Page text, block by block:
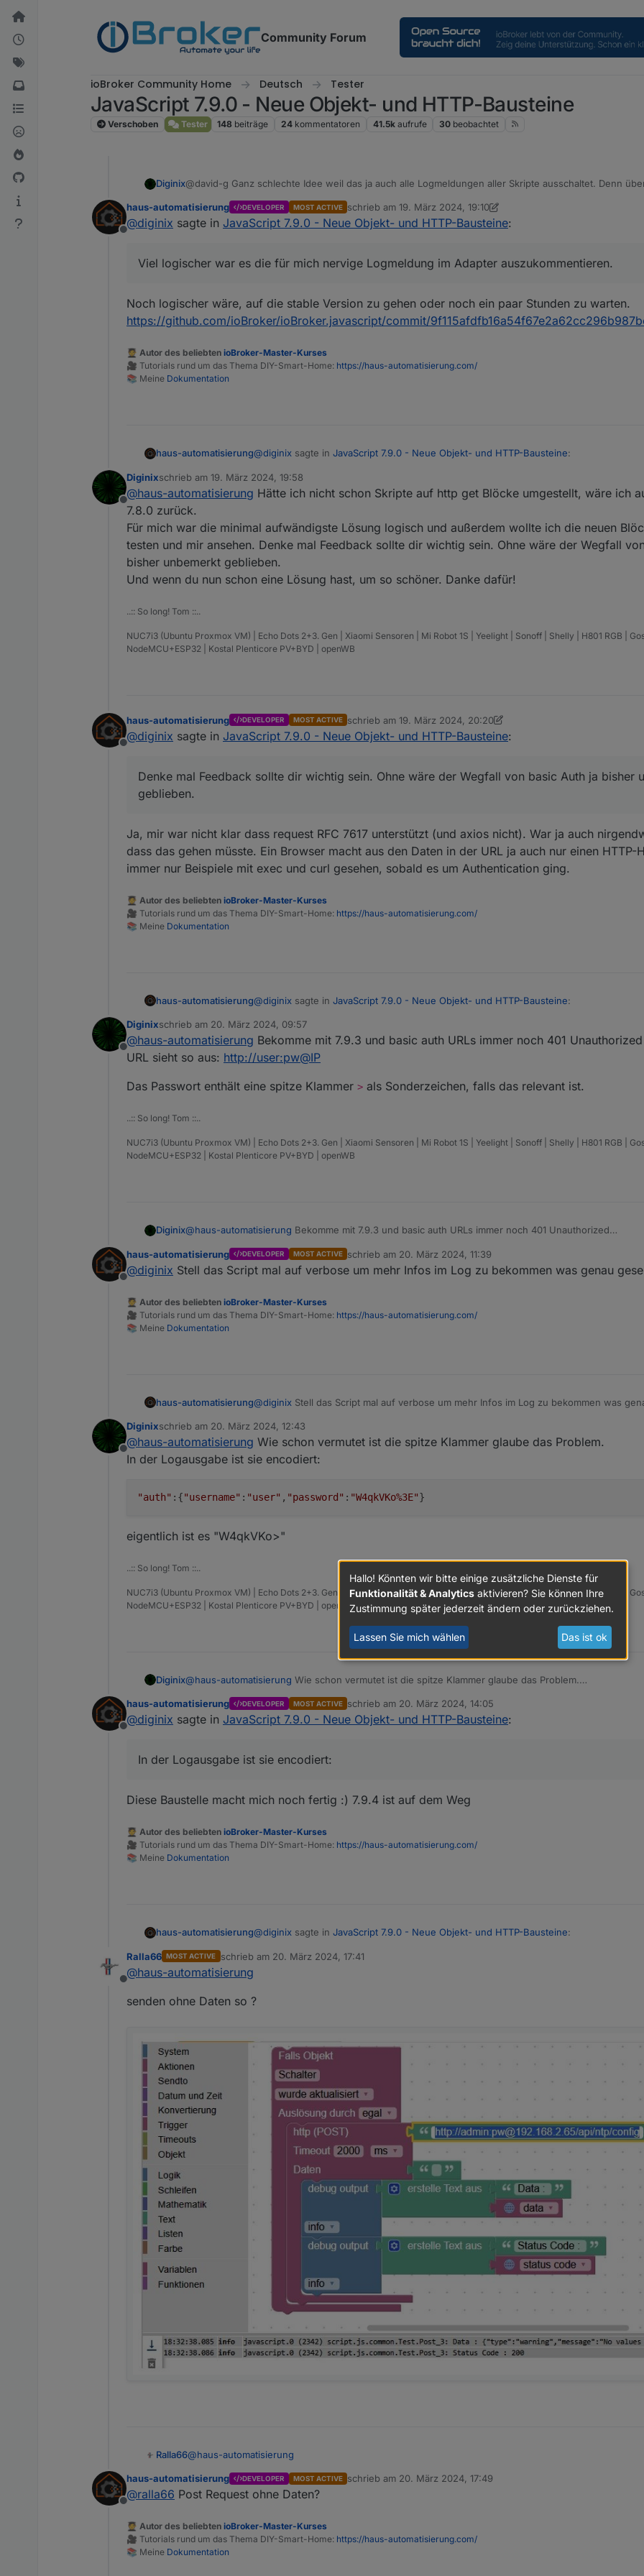
Weiter zum Inhalt
Community Forum
ioBroker Community Home Deutsch Tester
JavaScript 7.9.0 - Neue Objekt- und HTTP-Bausteine
Verschoben Tester 148 beiträge 24 kommentatoren 41.5k aufrufe 30 beobachtet
Diginix@david-g Ganz schlechte Idee weil das ja auch alle Logmeldungen aller Skripte ausschaltet. Denn
auszukommentieren.
Offline
haus-automatisierung DEVELOPER MOST ACTIVE schrieb am19. März 2024, 19:10
zuletzt editiert von haus-automatisierung
@diginix sagte in JavaScript 7.9.0 - Neue Objekt- und HTTP-Bausteine:
Viel logischer war es die für mich nervige Logmeldung im Adapter auszukommentieren.
Noch logischer wäre, auf die stable Version zu gehen oder noch ein paar Stunden zu warten.
https://github.com/ioBroker/ioBroker.javascript/commit/
🧑‍🎓 Autor des beliebten ioBroker-Master-Kurses
🎥 Tutorials rund um das Thema DIY-Smart-Home: https://haus-automatisierung.com/
📚 Meine Dokumentation
haus-automatisierung@diginix sagte in JavaScript 7.9.0 - Neue Objekt- und HTTP-Bausteine:
Viel logischer war es die für mich nervige Logmeldung im Adapter
Noch logischer wäre, auf die stable Version zu gehen oder noch ein paar Stunden zu
https://github.com/ioBroker/ioBroker.javascript/commit/
Offline
Diginixschrieb am 19. März 2024, 19:58
zuletzt editiert von
@haus-automatisierung Hätte ich nicht schon Skripte auf http get Blöcke umgestellt, wäre ich
7.8.0 zurück.
Für mich war die minimal aufwändigste Lösung logisch und außerdem wollte ich die neuen
testen und mir ansehen. Denke mal Feedback sollte dir wichtig sein. Ohne wäre der Wegfall
bisher unbemerkt geblieben.
Und wenn du nun schon eine Lösung hast, um so schöner. Danke dafür!
..:: So long! Tom ::..
NUC7i3 (Ubuntu Proxmox VM) | Echo Dots 2+3. Gen | Xiaomi Sensoren | Mi Robot 1S | Yeelight | Sonoff | Shelly | H801 RGB |
NodeMCU+ESP32 | Kostal Plenticore PV+BYD | openWB
Offline
haus-automatisierung DEVELOPER MOST ACTIVE schrieb am19. März 2024, 20:20
zuletzt editiert von haus-automatisierung
@diginix sagte in JavaScript 7.9.0 - Neue Objekt- und HTTP-Bausteine:
Denke mal Feedback sollte dir wichtig sein. Ohne wäre der Wegfall von basic Auth ja bisher
geblieben.
Ja, mir war nicht klar dass request RFC 7617 unterstützt (und axios nicht). War ja auch
dass das gehen müsste. Ein Browser macht aus den Daten in der URL ja auch nur einen HTTP-
immer nur Beispiele mit exec und curl gesehen, sobald es um Authentication ging.
🧑‍🎓 Autor des beliebten ioBroker-Master-Kurses
🎥 Tutorials rund um das Thema DIY-Smart-Home: https://haus-automatisierung.com/
📚 Meine Dokumentation
haus-automatisierung@diginix sagte in JavaScript 7.9.0 - Neue Objekt- und HTTP-Bausteine:
Denke mal Feedback sollte dir wichtig sein. Ohne wäre der Wegfall von basic Auth
geblieben.
Ja, mir war nicht klar dass request RFC 7617 unterstützt (und axios nicht). War ja auch
Header. Ich hab immer nur Beispiele mit exec und curl gesehen, sobald es um
Offline
Diginixschrieb am 20. März 2024, 09:57
zuletzt editiert von
@haus-automatisierung Bekomme mit 7.9.3 und basic auth URLs immer noch 401 Unauthorized
URL sieht so aus: http://user:pw@IP
Das Passwort enthält eine spitze Klammer > als Sonderzeichen, falls das relevant ist.
..:: So long! Tom ::..
NUC7i3 (Ubuntu Proxmox VM) | Echo Dots 2+3. Gen | Xiaomi Sensoren | Mi Robot 1S | Yeelight | Sonoff | Shelly | H801 RGB |
NodeMCU+ESP32 | Kostal Plenticore PV+BYD | openWB
Diginix@haus-automatisierung Bekomme mit 7.9.3 und basic auth URLs immer noch 401 Unauthorized
Das Passwort enthält eine spitze Klammer> als Sonderzeichen, falls das relevant ist.
Offline
haus-automatisierung DEVELOPER MOST ACTIVE schrieb am 20. März 2024, 11:39
zuletzt editiert von
@diginix Stell das Script mal auf verbose um mehr Infos im Log zu bekommen was genau
🧑‍🎓 Autor des beliebten ioBroker-Master-Kurses
🎥 Tutorials rund um das Thema DIY-Smart-Home: https://haus-automatisierung.com/
📚 Meine Dokumentation
haus-automatisierung@diginix Stell das Script mal auf verbose um mehr Infos im Log zu bekommen was
Offline
Diginixschrieb am 20. März 2024, 12:43
zuletzt editiert von
@haus-automatisierung Wie schon vermutet ist die spitze Klammer glaube das Problem.
In der Logausgabe ist sie encodiert:
"auth" :{"username" : "user" , "password" : "W4qkVKo%3E"}
eigentlich ist es "W4qkVKo>"
..:: So long! Tom ::..
NUC7i3 (Ubuntu Proxmox VM) | Echo Dots 2+3. Gen | Xiaomi Sensoren | Mi Robot 1S | Yeelight | Sonoff | Shelly | H801 RGB |
NodeMCU+ESP32 | Kostal Plenticore PV+BYD | openWB
Diginix@haus-automatisierung Wie schon vermutet ist die spitze Klammer glaube das Problem.
Offline
haus-automatisierung DEVELOPER MOST ACTIVE schrieb am 20. März 2024, 14:05
zuletzt editiert von
@diginix sagte in JavaScript 7.9.0 - Neue Objekt- und HTTP-Bausteine:
In der Logausgabe ist sie encodiert:
Diese Baustelle macht mich noch fertig :) 7.9.4 ist auf dem Weg
🧑‍🎓 Autor des beliebten ioBroker-Master-Kurses
🎥 Tutorials rund um das Thema DIY-Smart-Home: https://haus-automatisierung.com/
📚 Meine Dokumentation
haus-automatisierung@diginix sagte in JavaScript 7.9.0 - Neue Objekt- und HTTP-Bausteine:
Diese Baustelle macht mich noch fertig :) 7.9.4 ist auf dem Weg
Offline
Ralla66 MOST ACTIVE schrieb am 20. März 2024, 17:41
zuletzt editiert von
@haus-automatisierung
senden ohne Daten so ?
Ralla66@haus-automatisierung
senden ohne Daten so ?
Offline
haus-automatisierung DEVELOPER MOST ACTIVE schrieb am 20. März 2024, 17:49
zuletzt editiert von
@ralla66 Post Request ohne Daten?
🧑‍🎓 Autor des beliebten ioBroker-Master-Kurses
🎥 Tutorials rund um das Thema DIY-Smart-Home: https://haus-automatisierung.com/
📚 Meine Dokumentation
Hallo! Könnten wir bitte einige zusätzliche Dienste für
Funktionalität & Analytics aktivieren? Sie können Ihre
Zustimmung später jederzeit ändern oder zurückziehen.
Lassen Sie mich wählen Das ist ok